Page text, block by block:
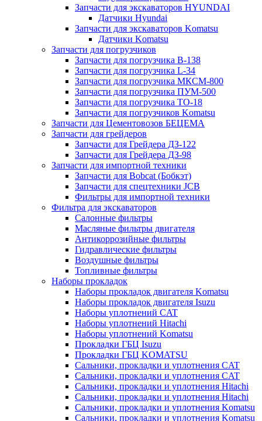
Запчасти для экскаваторов HYUNDAI
Датчики Hyundai
Запчасти для экскаваторов Komatsu
Датчики Komatsu
Запчасти для погрузчиков
Запчасти для погрузчика B-138
Запчасти для погрузчика L-34
Запчасти для погрузчика МКСМ-800
Запчасти для погрузчика ПУМ-500
Запчасти для погрузчика ТО-18
Запчасти для погрузчиков Komatsu
Запчасти для Цементовозов БЕЦЕМА
Запчасти для грейдеров
Запчасти для Грейдера ДЗ-122
Запчасти для Грейдера ДЗ-98
Запчасти для импортной техники
Запчасти для Bobcat (Бобкэт)
Запчасти для спецтехники JCB
Фильтры для импортной техники
Фильтра для экскаваторов
Салонные фильтры
Масляные фильтры двигателя
Антикоррозийные фильтры
Гидравлические фильтры
Воздушные фильтры
Топливные фильтры
Наборы прокладок
Наборы прокладок двигателя Komatsu
Наборы прокладок двигателя Isuzu
Наборы уплотнений CAT
Наборы уплотнений Hitachi
Наборы уплотнений Komatsu
Прокладки ГБЦ Isuzu
Прокладки ГБЦ KOMATSU
Сальники, прокладки и уплотнения CAT
Сальники, прокладки и уплотнения CAT
Сальники, прокладки и уплотнения Hitachi
Сальники, прокладки и уплотнения Hitachi
Сальники, прокладки и уплотнения Komatsu
Сальники, прокладки и уплотнения Komatsu